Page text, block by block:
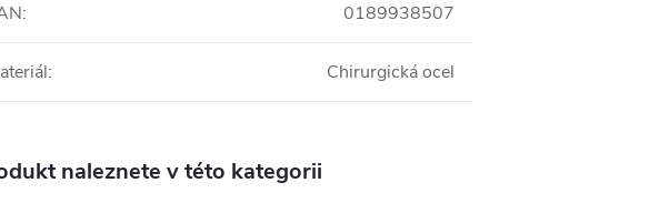
: 0189938507
: Chirurgická ocel
naleznete v této kategorii